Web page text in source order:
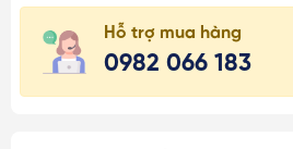
Hỗ trợ mua hàng
0982 066 183